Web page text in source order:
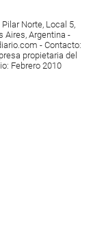
Norte, Local 5,
Aires, Argentina -
- Contacto:
propietaria del
Febrero 2010